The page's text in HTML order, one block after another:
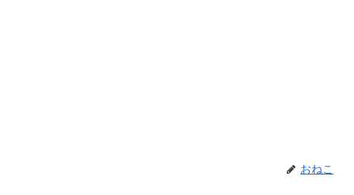
おねこ